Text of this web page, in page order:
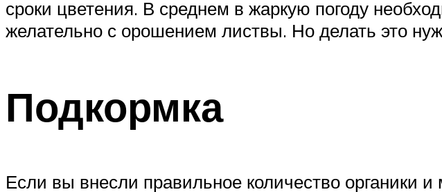
сроки цветения. В среднем в жаркую погоду
желательно с орошением листвы. Но делать это
Подкормка
Если вы внесли правильное количество органики